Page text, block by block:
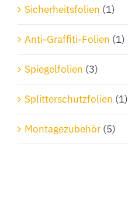
Sicherheitsfolien (1)
Anti-Graffiti-Folien (1)
Spiegelfolien (3)
Splitterschutzfolien (1)
Montagezubehör (5)